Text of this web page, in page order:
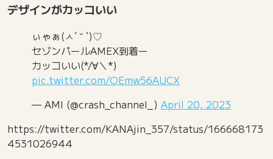
デザインがカッコいい
ぃゃぁ(ㅅ´ ˘ `)♡
セゾンパールAMEX到着ー
カッコいい(*/∀＼*)
pic.twitter.com/OEmw56AUCX
— AMI (@crash_channel_) April 20, 2023
https://twitter.com/KANAjin_357/status/166668173
4531026944